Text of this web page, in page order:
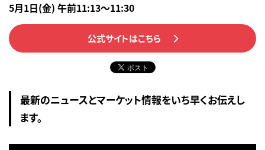
5月1日(金) 午前11:13～11:30
公式サイトはこちら
最新のニュースとマーケット情報をいち早くお伝えし
ます。